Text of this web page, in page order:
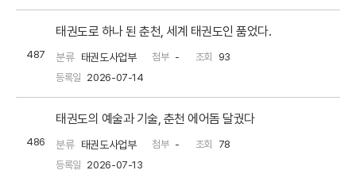
487 분류 태권도사업부
태권도로 하나 된 춘천, 세계 태권도인 품었다.
첨부 - 조회
93
등록일 2026-07-14
486 분류 태권도사업부
태권도의 예술과 기술, 춘천 에어돔 달궜다
첨부 - 조회
78
등록일 2026-07-13